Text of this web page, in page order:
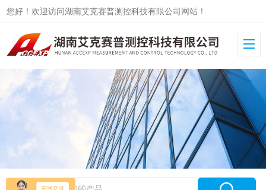
您好！欢迎访问湖南艾克赛普测控科技有限公司网站！